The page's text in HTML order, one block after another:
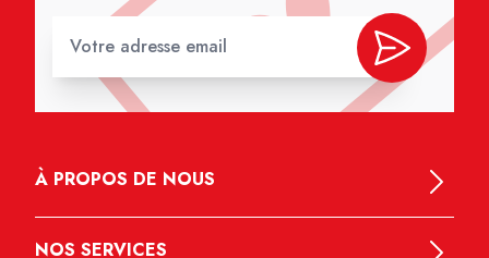
À PROPOS DE NOUS
NOS SERVICES